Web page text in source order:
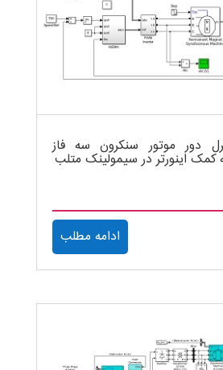
دور موتور سنکرون سه فاز
کمک اینورتر در سیمولینک متلب
ادامه مطلب